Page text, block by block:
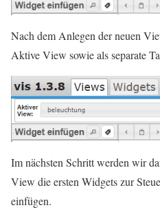
Nach dem Anlegen der neuen
Aktive View sowie als separate
Im nächsten Schritt werden wir
View die ersten Widgets zur
einfügen.